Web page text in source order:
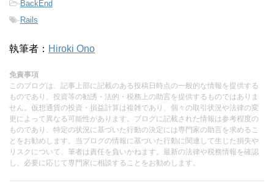
-BackEnd
-Rails
執筆者： Hiroki Ono
免責事項
このブログは、記事上部に記載のある投稿日時点の一般的な情報を提供する
ものであり、投資等の勧誘・法的・税務上の助言を提供するものではありま
せん。仮想通貨の投資・損益計算は複雑であり、個々の取引状況や法律の変
更によって異なる可能性があります。ブログに記載された情報は参考程度の
ものであり、特定の状況に基づいた行動の決定には専門家の助言を求めるこ
とをお勧めします。当ブログの情報に基づいた行動に関連して生じた損失や
リスクについて、筆者は責任を負いかねます。最新の法律や税務情報を確認
し、必要に応じて専門家に相談することをお勧めします。